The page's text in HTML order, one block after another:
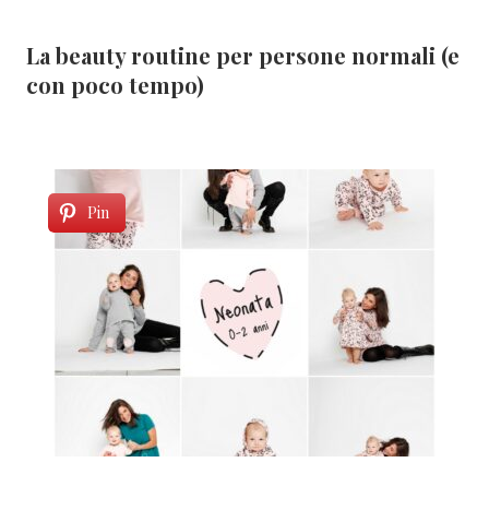
La beauty routine per persone normali (e
con poco tempo)
Pin